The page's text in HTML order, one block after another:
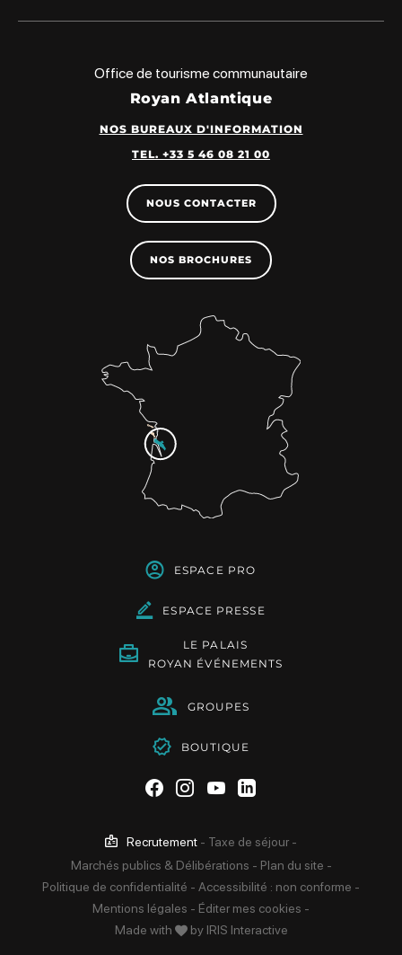
Office de tourisme communautaire
Royan Atlantique
NOS BUREAUX D'INFORMATION
TEL. +33 5 46 08 21 00
NOUS CONTACTER
NOS BROCHURES
ESPACE PRO
ESPACE PRESSE
LE PALAIS
ROYAN ÉVÉNEMENTS
GROUPES
BOUTIQUE
Suivez-nous sur Facebook
Suivez-nous sur
Suivez-nous sur
Suivez-nous sur
Recrutement - Taxe de séjour -
Marchés publics & Délibérations - Plan du site -
Politique de confidentialité - Accessibilité : non conforme -
Mentions légales - Éditer mes cookies -
Made with
by IRIS Interactive